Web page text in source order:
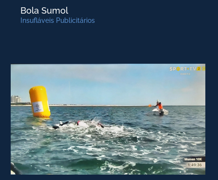
Bola Sumol
Insufláveis Publicitários